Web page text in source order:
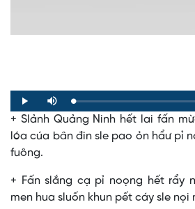
Play Mute Loaded:
0%
Progress:
0%
+ Slảnh Quảng Ninh hết lai fấn
lóa cúa bân đin sle pao ỏn hẩư pỉ
fuông.
+ Fấn slắng cạ pỉ noọng hết rẩy
men hua sluốn khun pết cáy sle nọi